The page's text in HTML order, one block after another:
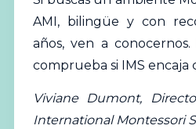
AMI, bilingüe y con
años, ven a conocernos.
comprueba si IMS encaja
Viviane Dumont,
International Montessori